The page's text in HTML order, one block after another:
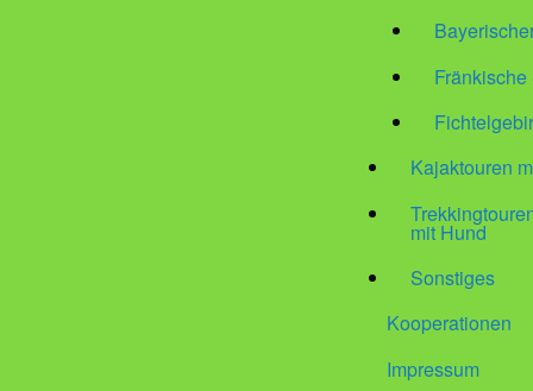
Kajaktouren
mit Hund
Sonstiges
Kooperationen
Impressum